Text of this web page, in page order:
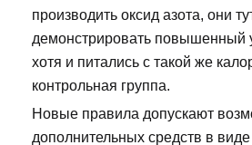
производить оксид азота, они
демонстрировать повышенный
хотя и питались с такой же
контрольная группа.
Новые правила допускают
дополнительных средств в